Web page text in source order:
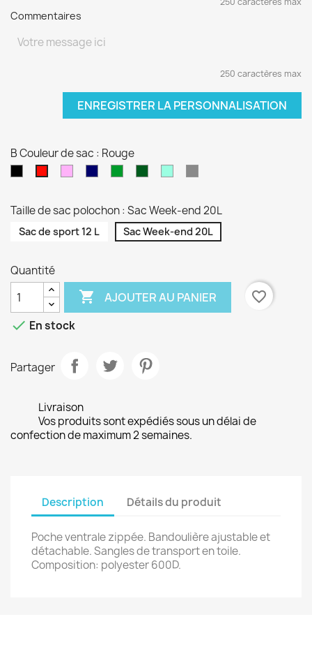
Commentaires
250 caractères max
ENREGISTRER LA PERSONNALISATION
B Couleur de sac : Rouge
Taille de sac polochon : Sac Week-end 20L
Sac de sport 12 L Sac Week-end 20L
Quantité
 AJOUTER AU PANIER
favorite_border
 En stock
Partager
Livraison
Vos produits sont expédiés sous un délai de
confection de maximum 2 semaines.
Description Détails du produit
Poche ventrale zippée. Bandoulière ajustable et
détachable. Sangles de transport en toile.
Composition: polyester 600D.